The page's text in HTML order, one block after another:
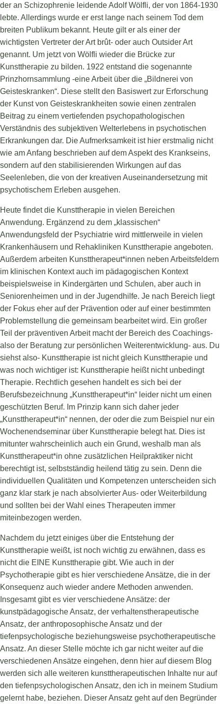
der an Schizophrenie leidende Adolf Wölfli, der von 1864-1930
lebte. Allerdings wurde er erst lange nach seinem Tod dem
breiten Publikum bekannt. Heute gilt er als einer der
wichtigsten Vertreter der Art brût- oder auch Outsider Art
genannt. Um jetzt von Wölfli wieder die Brücke zur
Kunsttherapie zu bilden. 1922 entstand die sogenannte
Prinzhornsammlung -eine Arbeit über die „Bildnerei von
Geisteskranken“. Diese stellt den Basiswert zur Erforschung
der Kunst von Geisteskrankheiten sowie einen zentralen
Beitrag zu einem vertiefenden psychopathologischen
Verständnis des subjektiven Welterlebens in psychotischen
Erkrankungen dar. Die Aufmerksamkeit ist hier erstmalig nicht
wie am Anfang beschrieben auf dem Aspekt des Krankseins,
sondern auf den stabilisierenden Wirkungen auf das
Seelenleben, die von der kreativen Auseinandersetzung mit
psychotischem Erleben ausgehen.
Heute findet die Kunsttherapie in vielen Bereichen
Anwendung. Ergänzend zu dem „klassischen“
Anwendungsfeld der Psychiatrie wird mittlerweile in vielen
Krankenhäusern und Rehakliniken Kunsttherapie angeboten.
Außerdem arbeiten Kunsttherapeut*innen neben Arbeitsfeldern
im klinischen Kontext auch im pädagogischen Kontext
beispielsweise in Kindergärten und Schulen, aber auch in
Seniorenheimen und in der Jugendhilfe. Je nach Bereich liegt
der Fokus eher auf der Prävention oder auf einer bestimmten
Problemstellung die gemeinsam bearbeitet wird. Ein großer
Teil der präventiven Arbeit macht der Bereich des Coachings-
also der Beratung zur persönlichen Weiterentwicklung- aus. Du
siehst also- Kunsttherapie ist nicht gleich Kunsttherapie und
was noch wichtiger ist: Kunsttherapie heißt nicht unbedingt
Therapie. Rechtlich gesehen handelt es sich bei der
Berufsbezeichnung „Kunsttherapeut*in“ leider nicht um einen
geschützten Beruf. Im Prinzip kann sich daher jeder
„Kunsttherapeut*in“ nennen, der oder die zum Beispiel nur ein
Wochenendseminar über Kunsttherapie belegt hat. Dies ist
mitunter wahrscheinlich auch ein Grund, weshalb man als
Kunsttherapeut*in ohne zusätzlichen Heilpraktiker nicht
berechtigt ist, selbstständig heilend tätig zu sein. Denn die
individuellen Qualitäten und Kompetenzen unterscheiden sich
ganz klar stark je nach absolvierter Aus- oder Weiterbildung
und sollten bei der Wahl eines Therapeuten immer
miteinbezogen werden.
Nachdem du jetzt einiges über die Entstehung der
Kunsttherapie weißt, ist noch wichtig zu erwähnen, dass es
nicht die EINE Kunsttherapie gibt. Wie auch in der
Psychotherapie gibt es hier verschiedene Ansätze, die in der
Konsequenz auch wieder andere Methoden anwenden.
Insgesamt gibt es vier verschiedene Ansätze: der
kunstpädagogische Ansatz, der verhaltenstherapeutische
Ansatz, der anthroposophische Ansatz und der
tiefenpsychologische beziehungsweise psychotherapeutische
Ansatz. An dieser Stelle möchte ich gar nicht weiter auf die
verschiedenen Ansätze eingehen, denn hier auf diesem Blog
werden sich alle weiteren kunsttherapeutischen Inhalte nur auf
den tiefenpsychologischen Ansatz, den ich in meinem Studium
gelernt habe, beziehen. Dieser Ansatz geht auf den Begründer